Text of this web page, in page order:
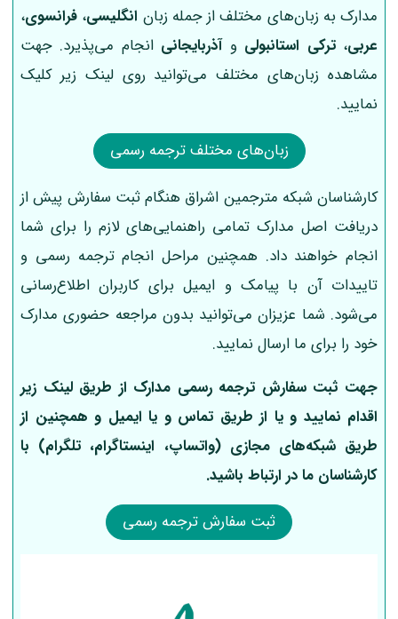
مدارک به زبان‌های مختلف از جمله زبان انگلیسی، فرانسوی،
عربی،ترکی استانبولی وآذربایجانیانجام می‌پذیرد. جهت
مشاهده زبان‌های مختلف می‌توانید روی لینک زیر کلیک
نمایید.
زبان‌های مختلف ترجمه رسمی
کارشناسان شبکه مترجمین اشراق هنگام ثبت سفارش پیش از
دریافت اصل مدارک تمامی راهنمایی‌های لازم را برای شما
انجام خواهند داد. همچنین مراحل انجام ترجمه رسمی و
تاییدات آن با پیامک و ایمیل برای کاربران اطلاع‌رسانی
می‌شود. شما عزیزان می‌توانید بدون مراجعه حضوری مدارک
خود را برای ما ارسال نمایید.
جهت ثبت سفارش ترجمه رسمی مدارک از طریق لینک‌ زیر
اقدام نمایید و یا از طریق تماس و یا ایمیل و همچنین از
طریق شبکه‌های مجازی (واتساپ، اینستاگرام، تلگرام) با
کارشناسان ما در ارتباط باشید.
ثبت سفارش ترجمه رسمی